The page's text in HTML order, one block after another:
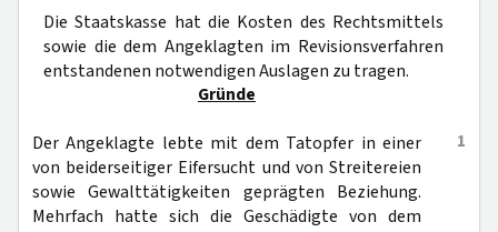
Die Staatskasse hat die Kosten des Rechtsmittels
sowie die dem Angeklagten im Revisionsverfahren
entstandenen notwendigen Auslagen zu tragen.
Gründe
1
Der Angeklagte lebte mit dem Tatopfer in einer
von beiderseitiger Eifersucht und von Streitereien
sowie Gewalttätigkeiten geprägten Beziehung.
Mehrfach hatte sich die Geschädigte von dem